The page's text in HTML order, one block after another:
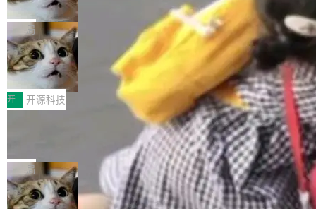
（<a href="https://bugzilla.mozilla.org/show_
bug.cgi?id=204...
orkers 跑了十年 Isolate。用 CEO Matthew Pri
nce 的话说：「我们一生都在用 Isolate 运行代
码，而 AI Agent 不需要容器，它们需要的是 Iso
late。」 容器为什么不合适 容器的问题在于启动
和销毁都太重了。一个 Agent 要执行的任务可能
只需要几毫秒的 CPU 时间，但容器从冷启动到
就绪要花数秒。如果未来有十...
诉讼，称“Apple is getting this wron
g”
上个月，苹果一纸诉状把 OpenAI 告上法庭，指
控其挖角苹果前员工并窃取商业秘密。苹果的诉
状把 OpenAI 描述成一个系统性地从前东家挖
人、套取机密信息的对手。 OpenAI 没发律师
函，也没选择庭外沉默。它在官网贴了一篇博
文，标题只有六个字：Apple is getting this wro
ng。 然后，它把邮件往来和 iMessage 聊天记
录全贴了出来。 他发错人了 苹果外部律师 Gabr
iel Gross 来自 Weil 律所，2 月 23 日下午 5:53
给 OpenAI 总法律顾问 Che Chang 发了封邮
件，附了一封长信，要求 OpenAI 配合调查前苹
果员工带走机密信...
局
HUAWEI MatePad Edge上架WorkBu
ddy鸿蒙PC版，说话就能干活的AI办公
搭子
全能AI工作台WorkBuddy鸿蒙PC版上架HUAWE
I MatePad Edge应用市场，直接下载即可使
用，与鸿蒙电脑上的体验一致。值得一提的是，
这是目前市面上唯一支持平板接入WorkBuddy P
C版的产品，搭载“人机双写”重磅功能——你写
你的，AI写AI的，同屏协作互不干扰。一句话让
AI帮你干活，现在开启全新体验！ 温馨提示：
体验WorkBuddy鸿蒙PC版前，请将 HUAWEI M
开 开源科技
FFmpeg 9.0 发布：代号“Lei”，以此纪
全球知名开源多媒体框架 FFmpeg 今天正式发
布了 9.0 版本。这个版本除了带来新一代音视频
处理能力和硬件加速支持之外，还有一个特殊之
处：FFmpeg 9.0 的代号是“Lei”。 这个名字，
局
亚马逊成本失控：AI 写代码烧掉 1215